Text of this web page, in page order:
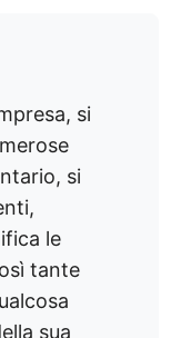
si
si
le
tante
sua